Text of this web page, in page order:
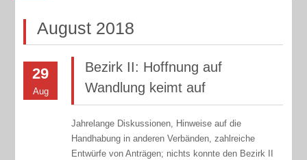
August 2018
29
Aug
Bezirk II: Hoffnung auf
Wandlung keimt auf
Jahrelange Diskussionen, Hinweise auf die
Handhabung in anderen Verbänden, zahlreiche
Entwürfe von Anträgen; nichts konnte den Bezirk II